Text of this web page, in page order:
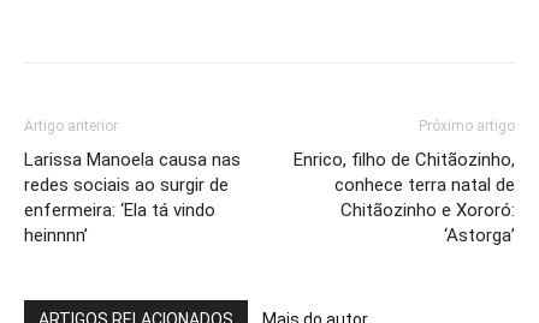
Artigo anterior
Larissa Manoela causa nas
redes sociais ao surgir de
enfermeira: ‘Ela tá vindo
heinnnn’
Próximo artigo
Enrico, filho de Chitãozinho,
conhece terra natal de
Chitãozinho e Xororó:
‘Astorga’